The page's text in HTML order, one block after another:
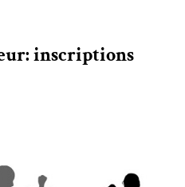
inscriptions